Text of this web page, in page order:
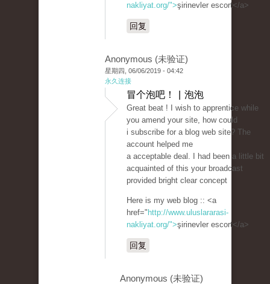
nakliyat.org/">şirinevler escort</a>
回复
Anonymous (未验证)
星期四, 06/06/2019 - 04:42
永久连接
冒个泡吧！ | 泡泡
Great beat ! I wish to apprentice while
you amend your site, how could
i subscribe for a blog web site? The
account helped me
a acceptable deal. I had been a little bit
acquainted of this your broadcast
provided bright clear concept
Here is my web blog :: <a
href=" http://www.uluslararasi-
nakliyat.org/">şirinevler escort</a>
回复
Anonymous (未验证)